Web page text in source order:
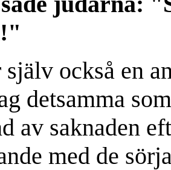
själv också en
detsamma
av saknaden
med de